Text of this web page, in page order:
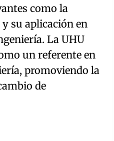
como la
su aplicación en
La UHU
un referente en
promoviendo la
de